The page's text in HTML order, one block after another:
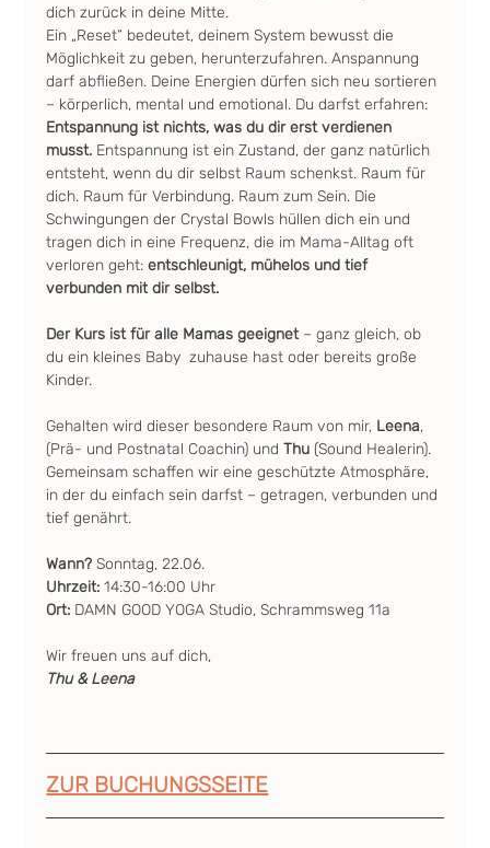
dich zurück in deine Mitte.
Ein „Reset“ bedeutet, deinem System bewusst die
Möglichkeit zu geben, herunterzufahren. Anspannung
darf abfließen. Deine Energien dürfen sich neu sortieren
– körperlich, mental und emotional. Du darfst erfahren:
Entspannung ist nichts, was du dir erst verdienen
musst. Entspannung ist ein Zustand, der ganz natürlich
entsteht, wenn du dir selbst Raum schenkst. Raum für
dich. Raum für Verbindung. Raum zum Sein. Die
Schwingungen der Crystal Bowls hüllen dich ein und
tragen dich in eine Frequenz, die im Mama-Alltag oft
verloren geht: entschleunigt, mühelos und tief
verbunden mit dir selbst.
Der Kurs ist für alle Mamas geeignet – ganz gleich, ob
du ein kleines Baby  zuhause hast oder bereits große
Kinder.
Gehalten wird dieser besondere Raum von mir, Leena,
(Prä- und Postnatal Coachin) und Thu (Sound Healerin).
Gemeinsam schaffen wir eine geschützte Atmosphäre,
in der du einfach sein darfst – getragen, verbunden und
tief genährt.
Wann? Sonntag, 22.06.
Uhrzeit: 14:30-16:00 Uhr
Ort: DAMN GOOD YOGA Studio, Schrammsweg 11a
Wir freuen uns auf dich,
Thu & Leena
ZUR BUCHUNGSSEITE